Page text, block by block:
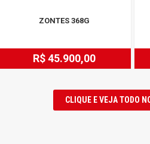
ZONTES 368G
R$ 45.900,00
CLIQUE E VEJA TODO